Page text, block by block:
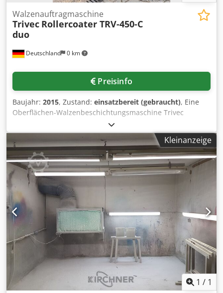
Deutschland 0 km
Walzenauftragmaschine
Trivec Rollercoater TRV-450-C
duo
Preisinfo
Baujahr: 2015, Zustand: einsatzbereit (gebraucht), Eine
Oberflächen-Walzenbeschichtungsmaschine Trivec
inklusive einer Eigenbau-Vertreibereinheit mit 6
Aggregaten für Öl- und Lackapplikation steht zur
Verfügung. Arbeitsbreite
Auftragsmaschine/Vertreibereinheit: 450mm/350mm,
Auftrags- und Dosierstationen: 2, Vorschub: 20m/min,
Maschinendimensionen X/Y/Z: ca.
4000mm/700mm/1650mm. Eine Besichtigung vor Ort ist
möglich. Dkedpsynltdofx Aahjr
Kleinanzeige
1 / 1